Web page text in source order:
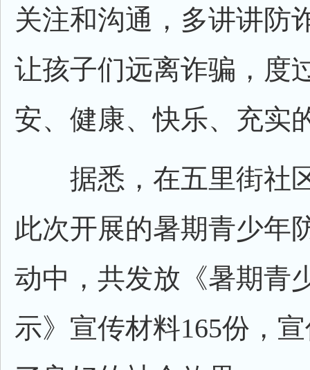
关注和沟通，多讲讲防
让孩子们远离诈骗，度
安、健康、快乐、充实
据悉，在五里街社
此次开展的暑期青少年
动中，共发放《暑期青
示》宣传材料165份，